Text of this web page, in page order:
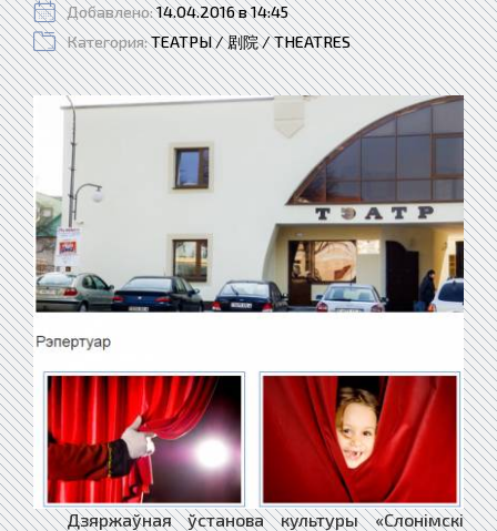
Добавлено:14.04.2016 в 14:45
Категория:ТЕАТРЫ / 剧院 / THEATRES
Дзяржаўная ўстанова культуры «Слонімскі